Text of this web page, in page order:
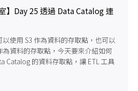
】Day 25 透過 Data Catalog 連
使用 S3 作為資料的存取點，也可以
資料的存取點，今天要來介紹如何
Catalog 的資料存取點，讓 ETL 工具